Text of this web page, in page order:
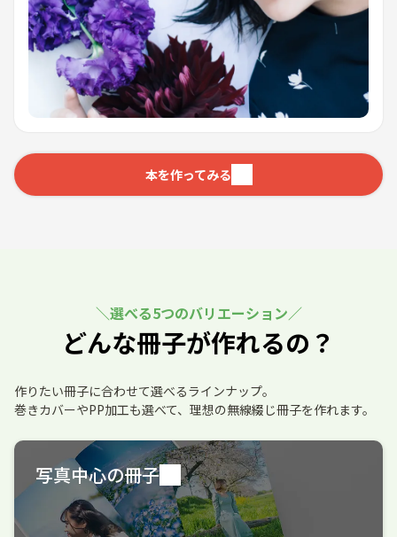
本を作ってみる
選べる5つのバリエーション
どんな冊子が作れるの？
作りたい冊子に合わせて選べるラインナップ。
巻きカバーやPP加工も選べて、理想の無線綴じ冊子を作れます。
写真中心の冊子